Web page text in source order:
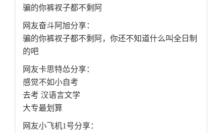
骗的你裤衩子都不剩阿
网友奋斗阿旭分享：
骗的你裤衩子都不剩阿，你还不知道什么叫全日制
的吧
网友卡思特怂分享：
感觉不如小自考
去考 汉语言文学
大专最划算
网友小飞机1号分享：